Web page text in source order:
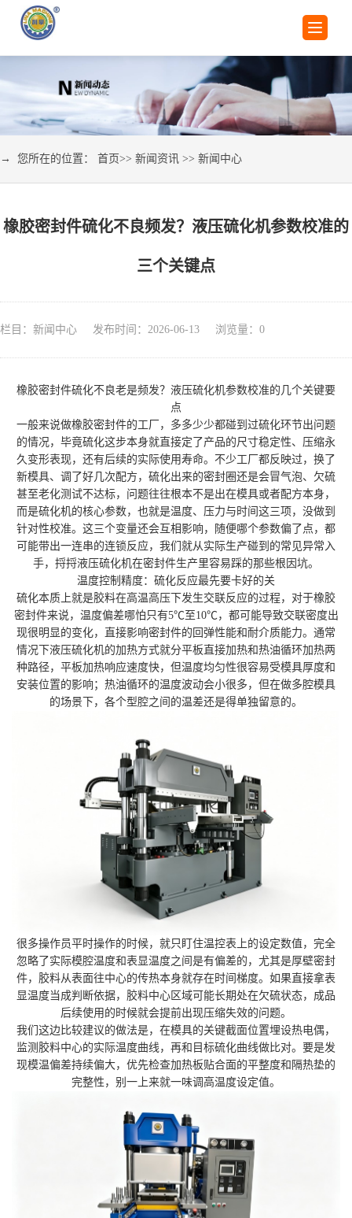
→ 您所在的位置： 首页>> 新闻资讯 >> 新闻中心
橡胶密封件硫化不良频发？液压硫化机参数校准的
三个关键点
栏目：新闻中心 发布时间：2026-06-13 浏览量： 0
橡胶密封件硫化不良老是频发？液压硫化机参数校准的几个关键要
点
一般来说做橡胶密封件的工厂，多多少少都碰到过硫化环节出问题
的情况，毕竟硫化这步本身就直接定了产品的尺寸稳定性、压缩永
久变形表现，还有后续的实际使用寿命。不少工厂都反映过，换了
新模具、调了好几次配方，硫化出来的密封圈还是会冒气泡、欠硫
甚至老化测试不达标，问题往往根本不是出在模具或者配方本身，
而是硫化机的核心参数，也就是温度、压力与时间这三项，没做到
针对性校准。这三个变量还会互相影响，随便哪个参数偏了点，都
可能带出一连串的连锁反应，我们就从实际生产碰到的常见异常入
手，捋捋液压硫化机在密封件生产里容易踩的那些根因坑。
温度控制精度：硫化反应最先要卡好的关
硫化本质上就是胶料在高温高压下发生交联反应的过程，对于橡胶
密封件来说，温度偏差哪怕只有5℃至10℃，都可能导致交联密度出
现很明显的变化，直接影响密封件的回弹性能和耐介质能力。通常
情况下液压硫化机的加热方式就分平板直接加热和热油循环加热两
种路径，平板加热响应速度快，但温度均匀性很容易受模具厚度和
安装位置的影响；热油循环的温度波动会小很多，但在做多腔模具
的场景下，各个型腔之间的温差还是得单独留意的。
很多操作员平时操作的时候，就只盯住温控表上的设定数值，完全
忽略了实际模腔温度和表显温度之间是有偏差的，尤其是厚壁密封
件，胶料从表面往中心的传热本身就存在时间梯度。如果直接拿表
显温度当成判断依据，胶料中心区域可能长期处在欠硫状态，成品
后续使用的时候就会提前出现压缩失效的问题。
我们这边比较建议的做法是，在模具的关键截面位置埋设热电偶，
监测胶料中心的实际温度曲线，再和目标硫化曲线做比对。要是发
现模温偏差持续偏大，优先检查加热板贴合面的平整度和隔热垫的
完整性，别一上来就一味调高温度设定值。